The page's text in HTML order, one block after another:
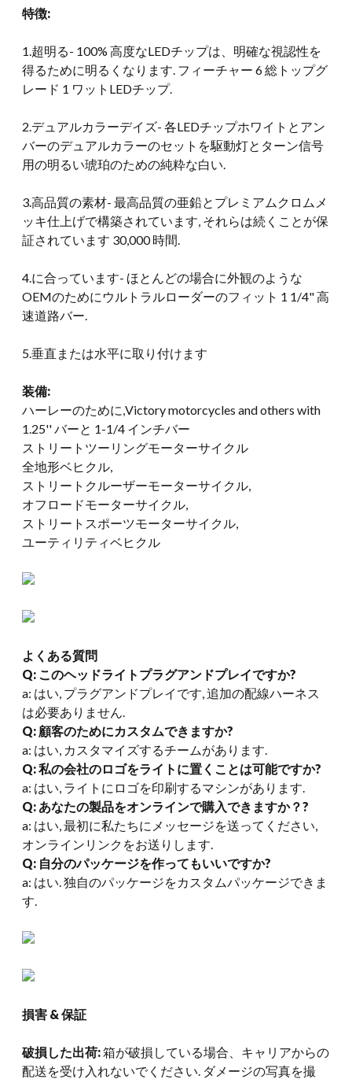
特徴:
1.超明る- 100% 高度なLEDチップは、明確な視認性を
得るために明るくなります. フィーチャー 6 総トップグ
レード 1 ワットLEDチップ.
2.デュアルカラーデイズ- 各LEDチップホワイトとアン
バーのデュアルカラーのセットを駆動灯とターン信号
用の明るい琥珀のための純粋な白い.
3.高品質の素材- 最高品質の亜鉛とプレミアムクロムメ
ッキ仕上げで構築されています, それらは続くことが保
証されています 30,000 時間.
4.に合っています- ほとんどの場合に外観のような
OEMのためにウルトラルローダーのフィット 1 1/4" 高
速道路バー.
5.垂直または水平に取り付けます
装備:
ハーレーのために, Victory motorcycles and others with
1.25'' バーと 1-1/4 インチバー
ストリートツーリングモーターサイクル
全地形ベヒクル,
ストリートクルーザーモーターサイクル,
オフロードモーターサイクル,
ストリートスポーツモーターサイクル,
ユーティリティベヒクル
よくある質問
Q: このヘッドライトプラグアンドプレイですか?
a: はい, プラグアンドプレイです, 追加の配線ハーネス
は必要ありません.
Q: 顧客のためにカスタムできますか?
a: はい, カスタマイズするチームがあります.
Q: 私の会社のロゴをライトに置くことは可能ですか?
a: はい, ライトにロゴを印刷するマシンがあります.
Q: あなたの製品をオンラインで購入できますか？?
a: はい, 最初に私たちにメッセージを送ってください,
オンラインリンクをお送りします.
Q: 自分のパッケージを作ってもいいですか?
a: はい. 独自のパッケージをカスタムパッケージできま
す.
損害 & 保証
破損した出荷:箱が破損している場合、キャリアからの
配送を受け入れないでください. ダメージの写真を撮